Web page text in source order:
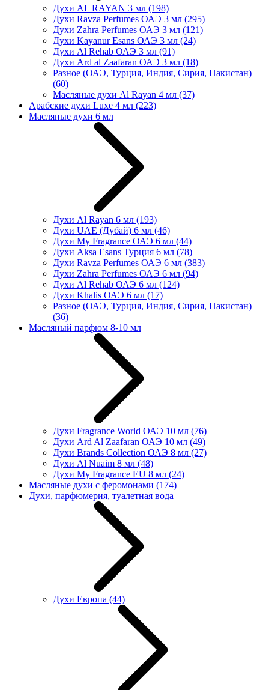
Духи AL RAYAN 3 мл (198)
Духи Ravza Perfumes ОАЭ 3 мл (295)
Духи Zahra Perfumes ОАЭ 3 мл (121)
Духи Kayanur Esans ОАЭ 3 мл (24)
Духи Al Rehab ОАЭ 3 мл (91)
Духи Ard al Zaafaran ОАЭ 3 мл (18)
Разное (ОАЭ, Турция, Индия, Сирия, Пакистан)
(60)
Масляные духи Al Rayan 4 мл (37)
Арабские духи Luxe 4 мл (223)
Масляные духи 6 мл
Духи Al Rayan 6 мл (193)
Духи UAE (Дубай) 6 мл (46)
Духи My Fragrance ОАЭ 6 мл (44)
Духи Aksa Esans Турция 6 мл (78)
Духи Ravza Perfumes ОАЭ 6 мл (383)
Духи Zahra Perfumes ОАЭ 6 мл (94)
Духи Al Rehab ОАЭ 6 мл (124)
Духи Khalis ОАЭ 6 мл (17)
Разное (ОАЭ, Турция, Индия, Сирия, Пакистан)
(36)
Масляный парфюм 8-10 мл
Духи Fragrance World ОАЭ 10 мл (76)
Духи Ard Al Zaafaran ОАЭ 10 мл (49)
Духи Brands Collection ОАЭ 8 мл (27)
Духи Al Nuaim 8 мл (48)
Духи My Fragrance EU 8 мл (24)
Масляные духи с феромонами (174)
Духи, парфюмерия, туалетная вода
Духи Европа (44)